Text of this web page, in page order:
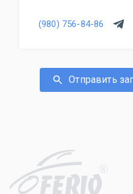
(980) 756-84-86
Отправить
R